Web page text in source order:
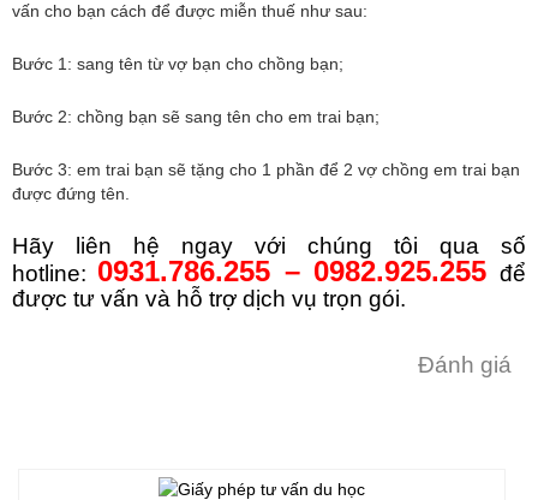
vấn cho bạn cách để được miễn thuế như sau:
Bước 1: sang tên từ vợ bạn cho chồng bạn;
Bước 2: chồng bạn sẽ sang tên cho em trai bạn;
Bước 3: em trai bạn sẽ tặng cho 1 phần để 2 vợ chồng em trai bạn
được đứng tên.
Hãy liên hệ ngay với chúng tôi qua số
hotline: 0931.786.255 – 0982.925.255 để
được tư vấn và hỗ trợ dịch vụ trọn gói.
Đánh giá